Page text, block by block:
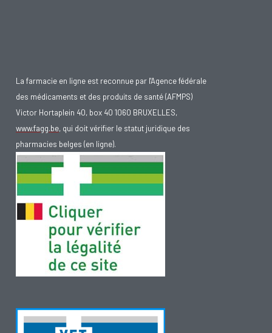
La farmacie en ligne est reconnue par l'Agence fédérale
des médicaments et des produits de santé (AFMPS)
Victor Hortaplein 40, box 40 1060 BRUXELLES,
www.fagg.be, qui doit vérifier le statut juridique des
pharmacies belges (en ligne).